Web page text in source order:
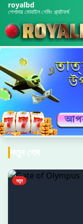
royalbd
পেশাদার মোবাইল গেমিং প্ল্যাটফর্ম
নতুন গেম
নতুন